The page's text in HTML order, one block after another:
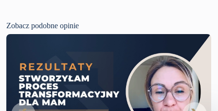
Zobacz podobne opinie